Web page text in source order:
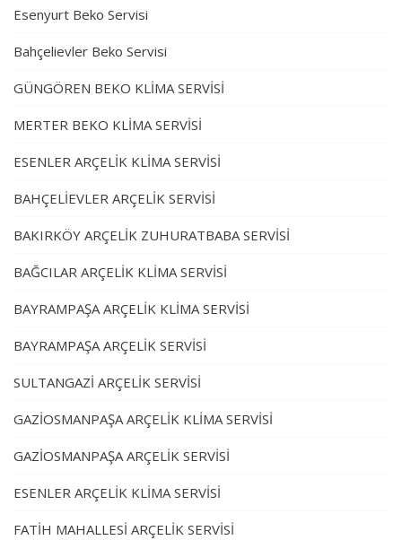
Esenyurt Beko Servisi
Bahçelievler Beko Servisi
GÜNGÖREN BEKO KLİMA SERVİSİ
MERTER BEKO KLİMA SERVİSİ
ESENLER ARÇELİK KLİMA SERVİSİ
BAHÇELİEVLER ARÇELİK SERVİSİ
BAKIRKÖY ARÇELİK ZUHURATBABA SERVİSİ
BAĞCILAR ARÇELİK KLİMA SERVİSİ
BAYRAMPAŞA ARÇELİK KLİMA SERVİSİ
BAYRAMPAŞA ARÇELİK SERVİSİ
SULTANGAZİ ARÇELİK SERVİSİ
GAZİOSMANPAŞA ARÇELİK KLİMA SERVİSİ
GAZİOSMANPAŞA ARÇELİK SERVİSİ
ESENLER ARÇELİK KLİMA SERVİSİ
FATİH MAHALLESİ ARÇELİK SERVİSİ